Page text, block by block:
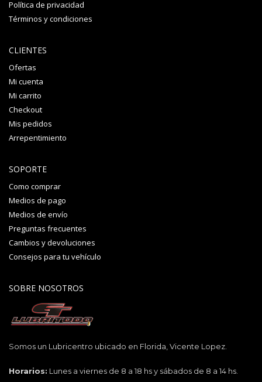
Política de privacidad
Términos y condiciones
CLIENTES
Ofertas
Mi cuenta
Mi carrito
Checkout
Mis pedidos
Arrepentimiento
SOPORTE
Como comprar
Medios de pago
Medios de envío
Preguntas frecuentes
Cambios y devoluciones
Consejos para tu vehículo
SOBRE NOSOTROS
Somos un Lubricentro ubicado en Florida, Vicente Lopez.
Horarios: Lunes a viernes de 8 a 18 hs y sábados de 8 a 14 hs.